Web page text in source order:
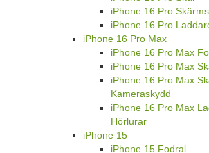
iPhone 16 Pro
iPhone 16 Pro
iPhone 16 Pro Max
iPhone 16 Pro Max
iPhone 16 Pro Max
iPhone 16 Pro Max
Kameraskydd
iPhone 16 Pro Max
Hörlurar
iPhone 15
iPhone 15 Fodral